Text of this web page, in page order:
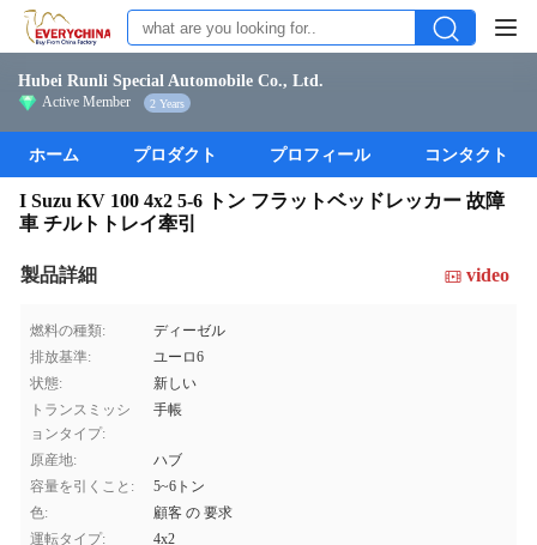
Hubei Runli Special Automobile Co., Ltd.
Active Member 2 Years
ホーム プロダクト プロフィール コンタクト
I Suzu KV 100 4x2 5-6 トン フラットベッドレッカー 故障
車 チルトトレイ牽引
製品詳細 video
燃料の種類:
ディーゼル
排放基準:
ユーロ6
状態:
新しい
トランスミッシ
ョンタイプ:
手帳
原産地:
ハブ
容量を引くこと:
5~6トン
色:
顧客 の 要求
運転タイプ:
4x2